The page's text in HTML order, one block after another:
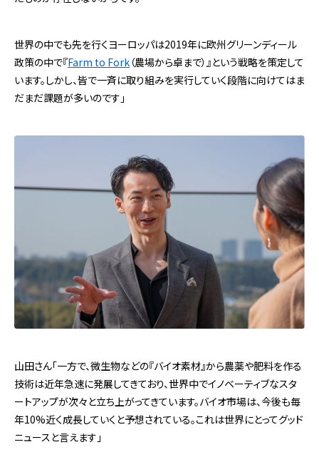
世界の中でも先を行くヨーロッパは2019年に欧州グリーンディール
政策の中で『Farm to Fork （農場から卓まで）』という戦略を策定して
います。しかし、皆で一斉に取り組みを実行していく段階に向けてはま
だまだ課題が多いのです」
山田さん「一方で、微生物などの『バイオ素材』から農薬や肥料を作る
技術は近年急速に発展してきており、世界中でイノベーティブなスタ
ートアップが次々と立ち上がってきています。バイオ市場は、今後も毎
年10%近く成長していくと予想されている。これは世界にとってグッド
ニュースと言えます」